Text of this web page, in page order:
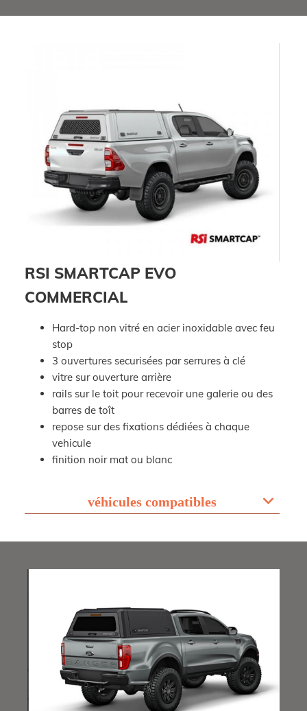
RSI SMARTCAP EVO
COMMERCIAL
Hard-top non vitré en acier inoxidable avec feu
stop
3 ouvertures securisées par serrures à clé
vitre sur ouverture arrière
rails sur le toit pour recevoir une galerie ou des
barres de toît
repose sur des fixations dédiées à chaque
vehicule
finition noir mat ou blanc
véhicules compatibles